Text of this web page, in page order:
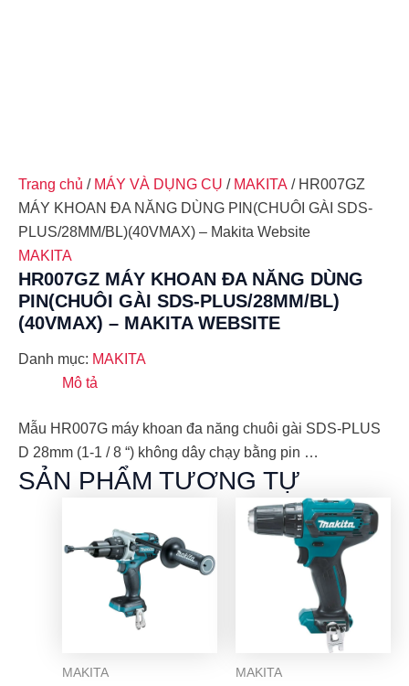
Trang chủ / MÁY VÀ DỤNG CỤ / MAKITA / HR007GZ
MÁY KHOAN ĐA NĂNG DÙNG PIN(CHUÔI GÀI SDS-
PLUS/28MM/BL)(40VMAX) – Makita Website
MAKITA
HR007GZ MÁY KHOAN ĐA NĂNG DÙNG
PIN(CHUÔI GÀI SDS-PLUS/28MM/BL)
(40VMAX) – MAKITA WEBSITE
Danh mục: MAKITA
Mô tả
Mẫu HR007G máy khoan đa năng chuôi gài SDS-PLUS
D 28mm (1-1 / 8 “) không dây chạy bằng pin …
SẢN PHẨM TƯƠNG TỰ
MAKITA MAKITA